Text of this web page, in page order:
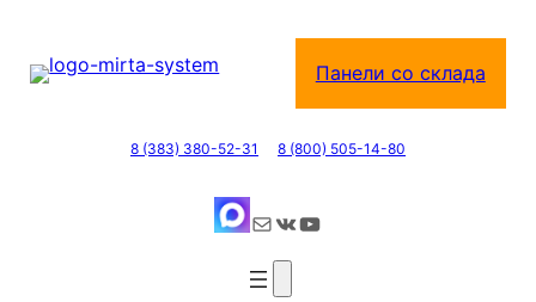
содержимому
Панели со склада
8 (383) 380-52-31 8 (800) 505-14-80
Почта ВКонтакте YouTube